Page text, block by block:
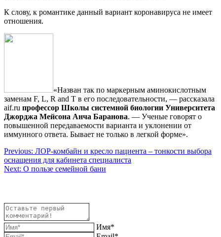
К слову, к романтике данный вариант коронавируса не имеет
отношения.
«Назван так по маркерным аминокислотным
заменам F, L, R and T в его последовательности, — рассказала
aif.ru профессор Школы системной биологии Университета
Джорджа Мейсона Анча Баранова. — Ученые говорят о
повышенной передаваемости варианта и уклонении от
иммунного ответа. Бывает не только в легкой форме».
Навигация
по
Previous: ЛОР-комбайн и кресло пациента – тонкости выбора
оснащения для кабинета специалиста
Next: О пользе семейной бани
Имя*